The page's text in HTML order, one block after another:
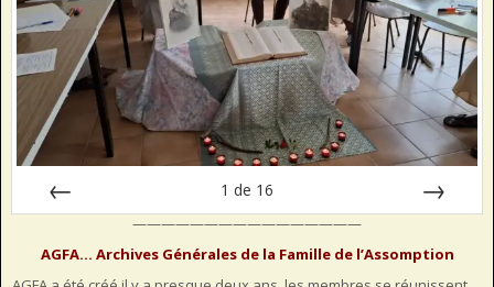
1 de 16
————————————————
AGFA… Archives Générales de la Famille de l’Assomption